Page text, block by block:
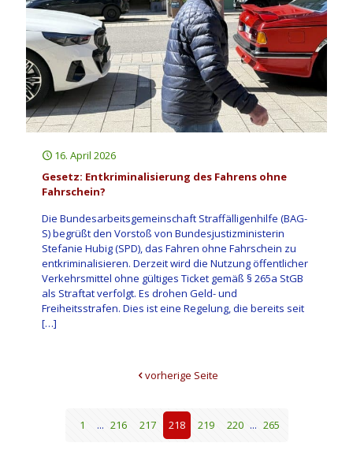
16. April 2026
Gesetz: Entkriminalisierung des Fahrens ohne
Fahrschein?
Die Bundesarbeitsgemeinschaft Straffälligenhilfe (BAG-
S) begrüßt den Vorstoß von Bundesjustizministerin
Stefanie Hubig (SPD), das Fahren ohne Fahrschein zu
entkriminalisieren. Derzeit wird die Nutzung öffentlicher
Verkehrsmittel ohne gültiges Ticket gemäß § 265a StGB
als Straftat verfolgt. Es drohen Geld- und
Freiheitsstrafen. Dies ist eine Regelung, die bereits seit
[…]
vorherige Seite
1 ... 216 217 218 219 220 ... 265